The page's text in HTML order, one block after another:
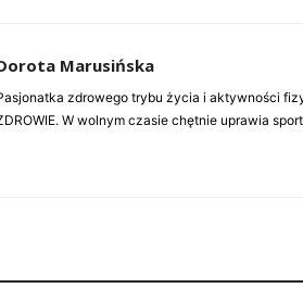
Marusińska
zdrowego trybu życia i aktywności
W wolnym czasie chętnie uprawia